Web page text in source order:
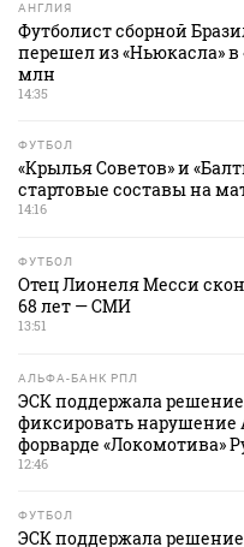
АНГЛИЯ
Футболист сборной
перешел из «Ньюкасла» в
млн
14:35
ФУТБОЛ
«Крылья Советов» и
стартовые составы на
14:16
ФУТБОЛ
Отец Лионеля Месси
68 лет — СМИ
13:51
АЛЬФА-БАНК РПЛ
ЭСК поддержала решение
фиксировать нарушение
форварде «Локомотива»
12:46
ФУТБОЛ
ЭСК поддержала